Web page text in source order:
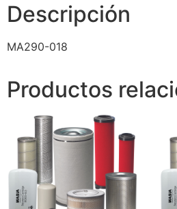
Descripción
MA290-018
Productos